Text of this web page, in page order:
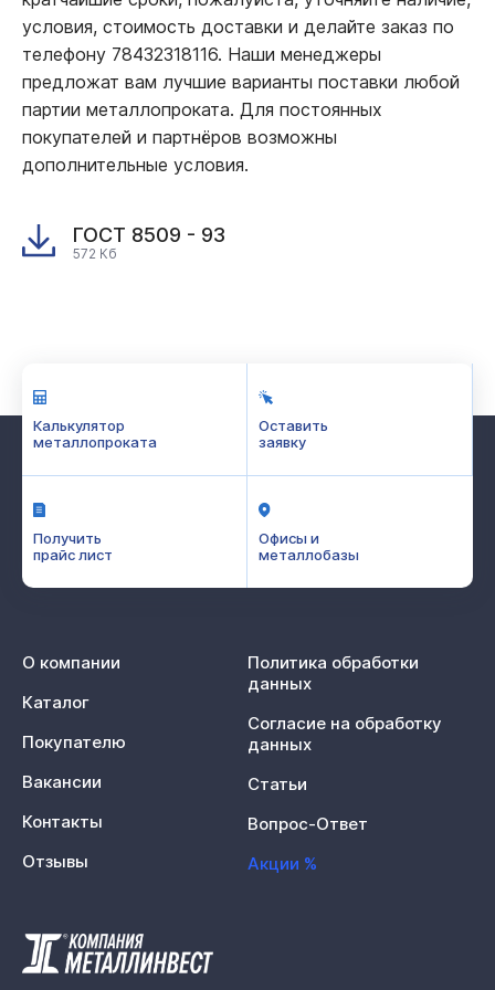
условия, стоимость доставки и делайте заказ по
телефону 78432318116. Наши менеджеры
предложат вам лучшие варианты поставки любой
партии металлопроката. Для постоянных
покупателей и партнёров возможны
дополнительные условия.
ГОСТ 8509 - 93
572 Кб
Калькулятор
металлопроката
Оставить
заявку
Получить
прайс лист
Офисы и
металлобазы
О компании
Каталог
Покупателю
Вакансии
Контакты
Отзывы
Политика обработки
данных
Согласие на обработку
данных
Статьи
Вопрос-Ответ
Акции %